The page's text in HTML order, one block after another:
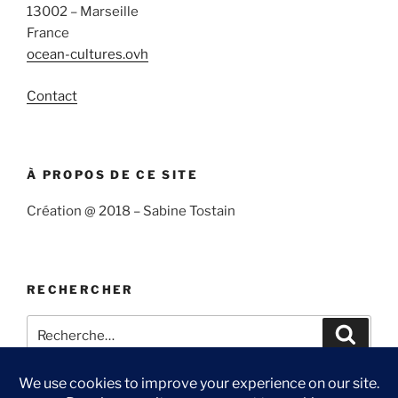
13002 – Marseille
France
ocean-cultures.ovh
Contact
À PROPOS DE CE SITE
Création @ 2018 – Sabine Tostain
RECHERCHER
pour